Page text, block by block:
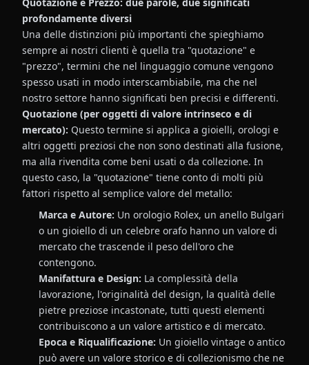
profondamente diversi
Una delle distinzioni più importanti che spieghiamo
sempre ai nostri clienti è quella tra "quotazione" e
"prezzo", termini che nel linguaggio comune vengono
spesso usati in modo interscambiabile, ma che nel
nostro settore hanno significati ben precisi e differenti.
Quotazione (per oggetti di valore intrinseco e di
mercato): Questo termine si applica a gioielli, orologi e
altri oggetti preziosi che non sono destinati alla fusione,
ma alla rivendita come beni usati o da collezione. In
questo caso, la "quotazione" tiene conto di molti più
fattori rispetto al semplice valore del metallo:
Marca e Autore: Un orologio Rolex, un anello Bulgari
o un gioiello di un celebre orafo hanno un valore di
mercato che trascende il peso dell'oro che
contengono.
Manifattura e Design: La complessità della
lavorazione, l'originalità del design, la qualità delle
pietre preziose incastonate, tutti questi elementi
contribuiscono a un valore artistico e di mercato.
Epoca e Riqualificazione: Un gioiello vintage o antico
può avere un valore storico e di collezionismo che ne